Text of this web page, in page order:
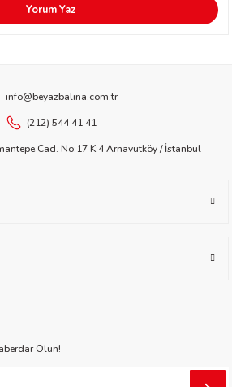
eksik bilgiler bulunuyor.
Yorum Yaz
info@beyazbalina.com.tr
(212) 544 41 41
Cad. No:17 K:4 Arnavutköy / İstanbul
Olun!